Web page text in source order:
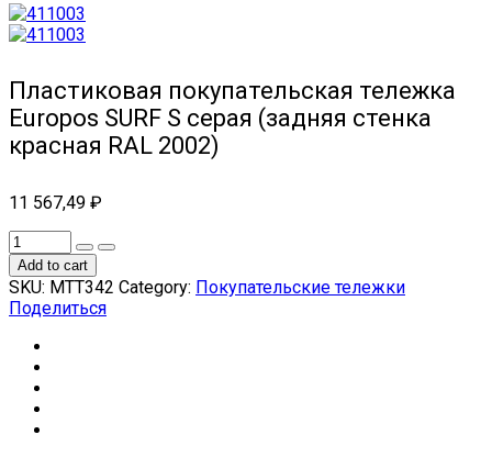
Пластиковая покупательская тележка
Europos SURF S серая (задняя стенка
красная RAL 2002)
11 567,49 ₽
Add to cart
SKU: МТТ342 Category: Покупательские тележки
Поделиться